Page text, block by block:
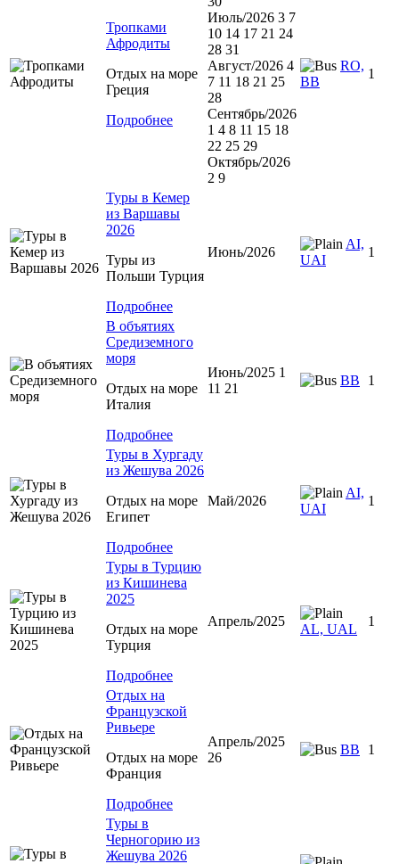
Тропками
Афродиты
Отдых на море
Греция
Подробнее
Июль/2026 3 7
10 14 17 21 24
28 31
Август/2026 4
7 11 18 21 25
28
Сентябрь/2026
1 4 8 11 15 18
22 25 29
Октябрь/2026
2 9
RO,
BB
1
Туры в Кемер
из Варшавы
2026
Туры из
Польши Турция
Подробнее
Июнь/2026
AI,
UAI
1
В объятиях
Средиземного
моря
Отдых на море
Италия
Подробнее
Июнь/2025 1
11 21
BB 1
Туры в Хургаду
из Жешува 2026
Отдых на море
Египет
Подробнее
Май/2026
AI,
UAI
1
Туры в Турцию
из Кишинева
2025
Отдых на море
Турция
Подробнее
Апрель/2025
AL, UAL
1
Отдых на
Французской
Ривьере
Отдых на море
Франция
Подробнее
Апрель/2025
26
BB 1
Туры в
Черногорию из
Жешува 2026